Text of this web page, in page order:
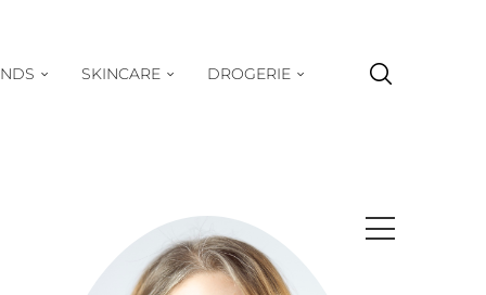
SKINCARE DROGERIE